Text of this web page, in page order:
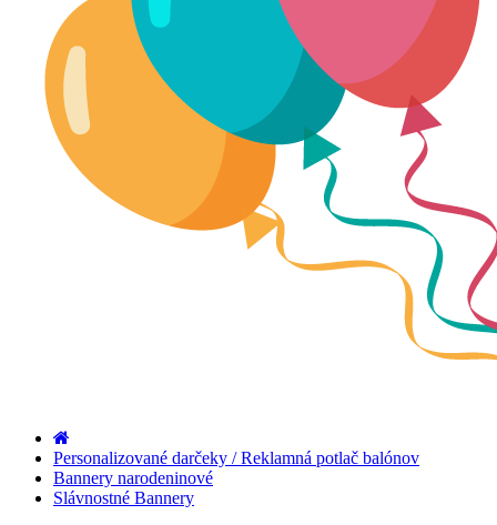
Personalizované darčeky / Reklamná potlač balónov
Bannery narodeninové
Slávnostné Bannery